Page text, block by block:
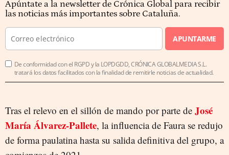
Apúntate a la newsletter de Crónica Global para recibir
las noticias más importantes sobre Cataluña.
APUNTARME
De conformidad con el RGPD y la LOPDGDD, CRÓNICA GLOBALMEDIA S.L.
tratará los datos facilitados con la finalidad de remitirle noticias de actualidad.
Tras el relevo en el sillón de mando por parte de José
María Álvarez-Pallete, la influencia de Faura se redujo
de forma paulatina hasta su salida definitiva del grupo, a